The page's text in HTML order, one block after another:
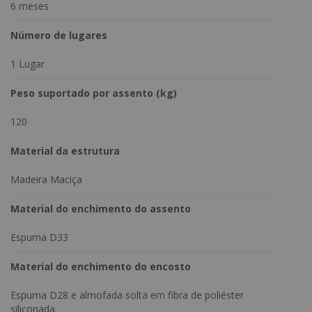
6 meses
Número de lugares
1 Lugar
Peso suportado por assento (kg)
120
Material da estrutura
Madeira Maciça
Material do enchimento do assento
Espuma D33
Material do enchimento do encosto
Espuma D28 e almofada solta em fibra de poliéster
siliconada.